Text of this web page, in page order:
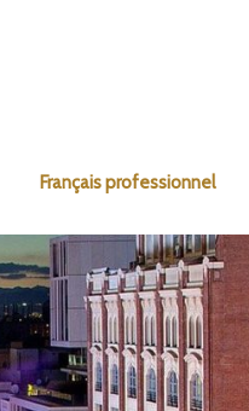
Français professionnel